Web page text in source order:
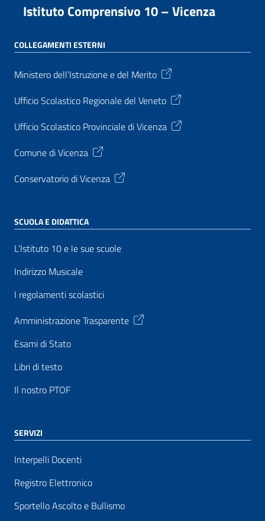
Istituto Comprensivo 10 – Vicenza
COLLEGAMENTI ESTERNI
Ministero dell’Istruzione e del Merito
Ufficio Scolastico Regionale del Veneto
Ufficio Scolastico Provinciale di Vicenza
Comune di Vicenza
Conservatorio di Vicenza
SCUOLA E DIDATTICA
L’Istituto 10 e le sue scuole
Indirizzo Musicale
I regolamenti scolastici
Amministrazione Trasparente
Esami di Stato
Libri di testo
Il nostro PTOF
SERVIZI
Interpelli Docenti
Registro Elettronico
Sportello Ascolto e Bullismo